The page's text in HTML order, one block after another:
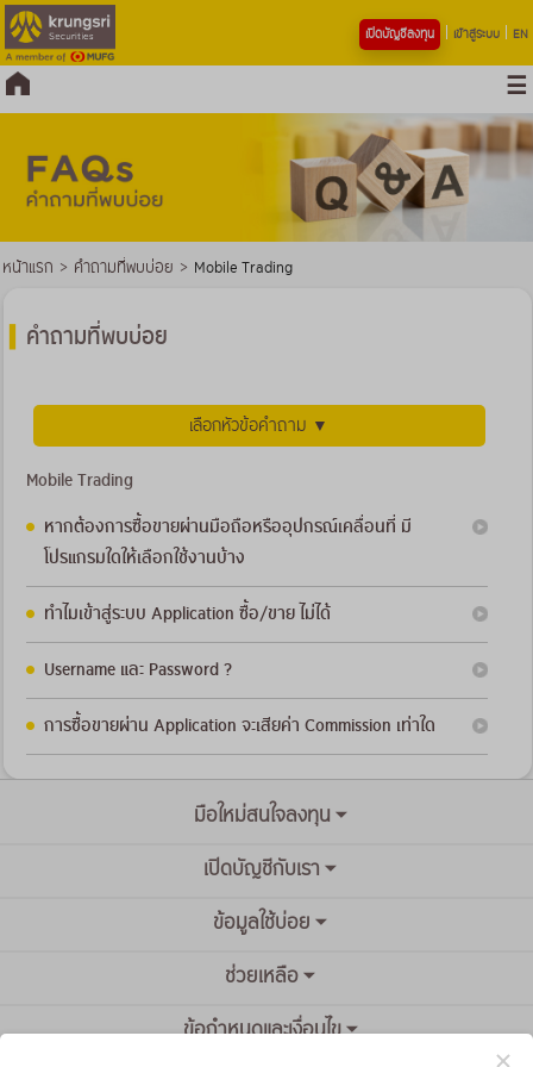
เปิดบัญชีลงทุน เข้าสู่ระบบ EN
หน้าแรก > คำถามที่พบบ่อย > Mobile Trading
คำถามที่พบบ่อย
เลือกหัวข้อคำถาม ▼
Mobile Trading
หากต้องการซื้อขายผ่านมือถือหรืออุปกรณ์เคลื่อนที่ มี
โปรแกรมใดให้เลือกใช้งานบ้าง
ทำไมเข้าสู่ระบบ Application ซื้อ/ขาย ไม่ได้
Username และ Password ?
การซื้อขายผ่าน Application จะเสียค่า Commission เท่าใด
มือใหม่สนใจลงทุน
เปิดบัญชีกับเรา
ข้อมูลใช้บ่อย
ช่วยเหลือ
ข้อกำหนดและเงื่อนไข